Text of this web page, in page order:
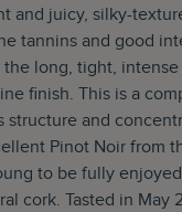
and juicy, silky-
tannins and good
the long, tight,
finish. This is a
structure and
Pinot Noir from
to be fully
cork. Tasted in May